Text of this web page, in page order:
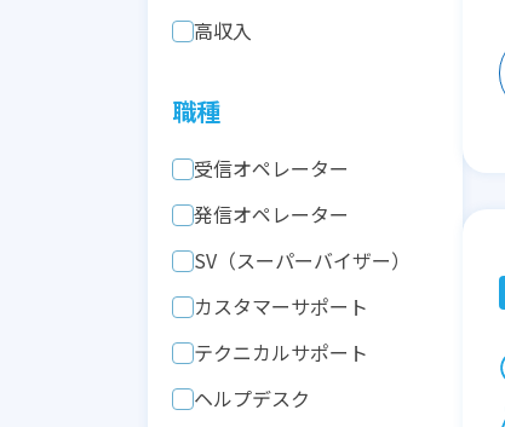
高収入
職種
受信オペレーター
発信オペレーター
SV（スーパーバイザー）
カスタマーサポート
テクニカルサポート
ヘルプデスク